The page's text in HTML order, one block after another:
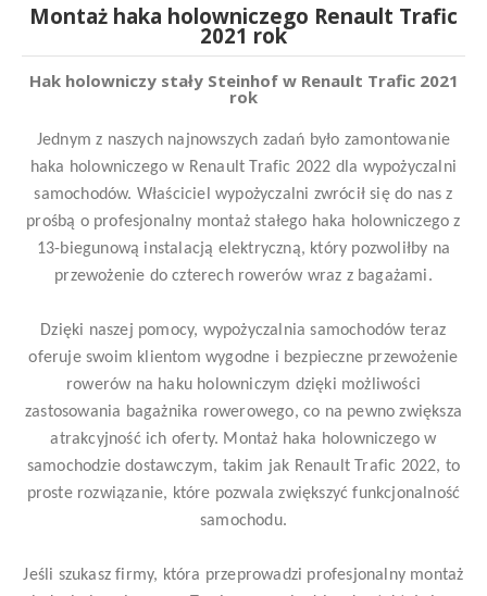
Montaż haka holowniczego Renault Trafic
2021 rok
Hak holowniczy stały Steinhof w Renault Trafic 2021
rok
Jednym z naszych najnowszych zadań było zamontowanie
haka holowniczego w Renault Trafic 2022 dla wypożyczalni
samochodów. Właściciel wypożyczalni zwrócił się do nas z
prośbą o profesjonalny montaż stałego haka holowniczego z
13-biegunową instalacją elektryczną, który pozwoliłby na
przewożenie do czterech rowerów wraz z bagażami.
Dzięki naszej pomocy, wypożyczalnia samochodów teraz
oferuje swoim klientom wygodne i bezpieczne przewożenie
rowerów na haku holowniczym dzięki możliwości
zastosowania bagażnika rowerowego, co na pewno zwiększa
atrakcyjność ich oferty. Montaż haka holowniczego w
samochodzie dostawczym, takim jak Renault Trafic 2022, to
proste rozwiązanie, które pozwala zwiększyć funkcjonalność
samochodu.
Jeśli szukasz firmy, która przeprowadzi profesjonalny montaż